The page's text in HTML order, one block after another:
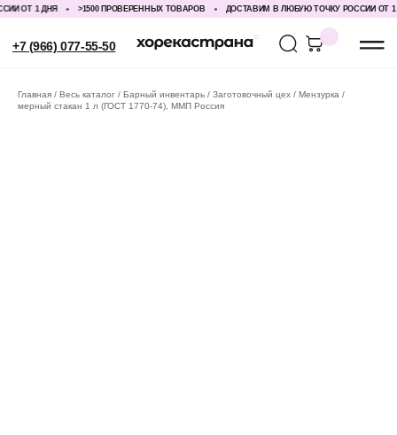
ОТ 1 ДНЯ >1500 ПРОВЕРЕННЫХ ТОВАРОВ ДОСТАВИМ В ЛЮБУЮ ТОЧКУ РОССИИ ОТ 1
Главная Весь каталог Барный инвентарь Заготовочный цех
Мензурка /
мерный стакан 1 л (ГОСТ 1770-74), ММП Россия